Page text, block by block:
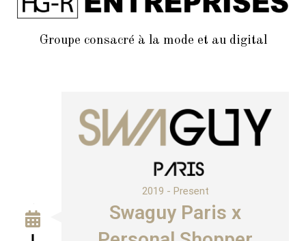
Groupe consacré à la mode et au digital
2019 - Present
Swaguy Paris x